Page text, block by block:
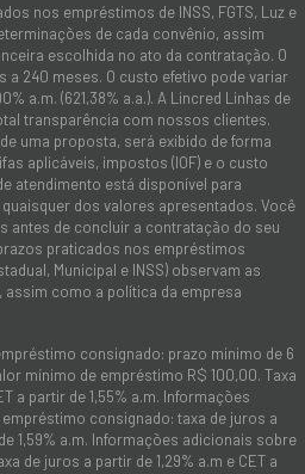
nos empréstimos de INSS, FGTS, Luz e
de cada convênio, assim
escolhida no ato da contratação. O
a 240 meses. O custo efetivo pode variar
a.m. (621,38% a.a.). A Lincred Linhas de
transparência com nossos clientes.
uma proposta, será exibido de forma
aplicáveis, impostos (IOF) e o custo
atendimento está disponível para
dos valores apresentados. Você
antes de concluir a contratação do seu
praticados nos empréstimos
Municipal e INSS) observam as
como a política da empresa
consignado: prazo mínimo de 6
mínimo de empréstimo R$ 100,00. Taxa
a partir de 1,55% a.m. Informações
consignado: taxa de juros a
1,59% a.m. Informações adicionais sobre
de juros a partir de 1,29% a.m e CET a